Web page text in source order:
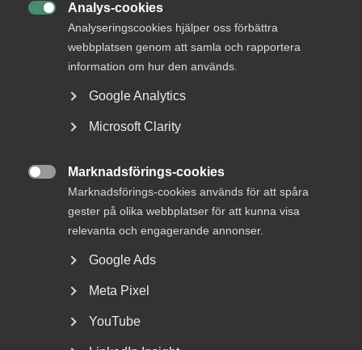
Analys-cookies
Analyseringscookies hjälper oss förbättra
webbplatsen genom att samla och rapportera
information om hur den används.
Google Analytics
Microsoft Clarity
Marknadsförings-cookies
Marknadsförings-cookies används för att spåra
gester på olika webbplatser för att kunna visa
relevanta och engagerande annonser.
Google Ads
Meta Pixel
YouTube
Rådgivning, hjälp och
Kontakta Almega
Arbetsgivarguiden
hjälper dig att göra rätt
Logga in
Bli medlem